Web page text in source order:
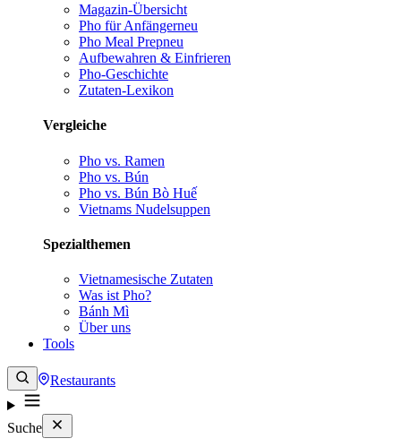
Magazin-Übersicht
Pho für Anfängerneu
Pho Meal Prepneu
Aufbewahren & Einfrieren
Pho-Geschichte
Zutaten-Lexikon
Vergleiche
Pho vs. Ramen
Pho vs. Bún
Pho vs. Bún Bò Huế
Vietnams Nudelsuppen
Spezialthemen
Vietnamesische Zutaten
Was ist Pho?
Bánh Mì
Über uns
Tools
Restaurants
Suche